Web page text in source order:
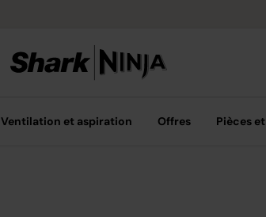
Options de
Ventilation et aspiration Offres Pièces